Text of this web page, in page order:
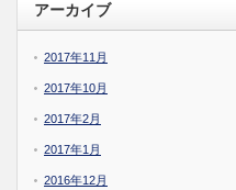
アーカイブ
2017年11月
2017年10月
2017年2月
2017年1月
2016年12月